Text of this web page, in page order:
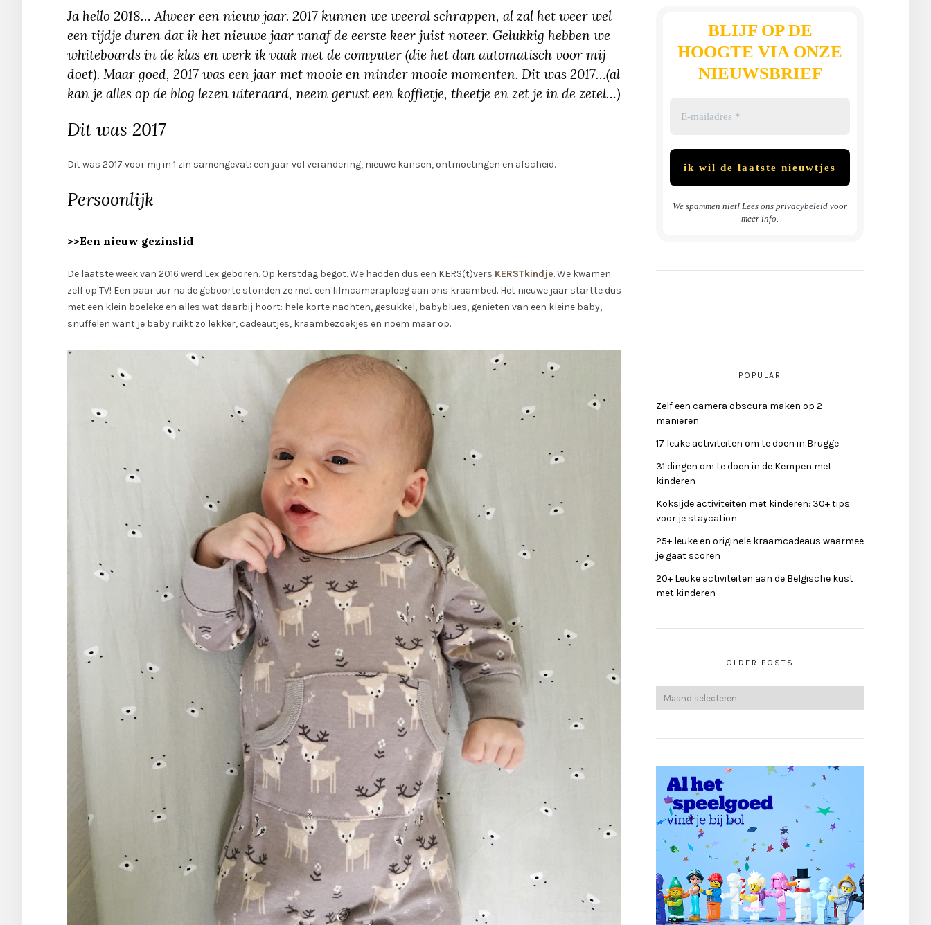
Ja hello 2018… Alweer een nieuw jaar. 2017 kunnen we weeral schrappen, al zal het weer wel
een tijdje duren dat ik het nieuwe jaar vanaf de eerste keer juist noteer. Gelukkig hebben we
whiteboards in de klas en werk ik vaak met de computer (die het dan automatisch voor mij
doet). Maar goed, 2017 was een jaar met mooie en minder mooie momenten. Dit was 2017…(al
kan je alles op de blog lezen uiteraard, neem gerust een koffietje, theetje en zet je in de zetel…)
Dit was 2017
Dit was 2017 voor mij in 1 zin samengevat: een jaar vol verandering, nieuwe kansen, ontmoetingen en afscheid.
Persoonlijk
>>Een nieuw gezinslid
De laatste week van 2016 werd Lex geboren. Op kerstdag begot. We hadden dus een KERS(t)vers KERSTkindje. We kwamen
zelf op TV! Een paar uur na de geboorte stonden ze met een filmcameraploeg aan ons kraambed. Het nieuwe jaar startte dus
met een klein boeleke en alles wat daarbij hoort: hele korte nachten, gesukkel, babyblues, genieten van een kleine baby,
snuffelen want je baby ruikt zo lekker, cadeautjes, kraambezoekjes en noem maar op.
BLIJF OP DE
HOOGTE VIA ONZE
NIEUWSBRIEF
We spammen niet! Lees ons privacybeleid voor
meer info.
POPULAR
Zelf een camera obscura maken op 2
manieren
17 leuke activiteiten om te doen in Brugge
31 dingen om te doen in de Kempen met
kinderen
Koksijde activiteiten met kinderen: 30+ tips
voor je staycation
25+ leuke en originele kraamcadeaus waarmee
je gaat scoren
20+ Leuke activiteiten aan de Belgische kust
met kinderen
OLDER POSTS